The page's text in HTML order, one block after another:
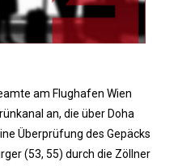
am Flughafen Wien
an, die über Doha
Überprüfung des Gepäcks
(53, 55) durch die Zöllner